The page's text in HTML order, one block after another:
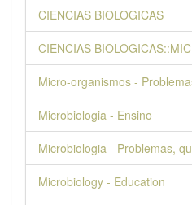
CIENCIAS BIOLOGICAS
CIENCIAS
Micro-organismos -
Microbiologia - Ensino
Microbiologia - Problemas,
Microbiology - Education